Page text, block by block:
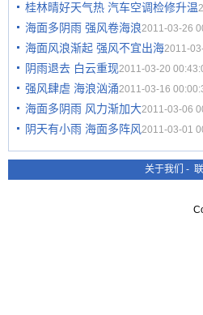
桂林晴好天气热 汽车空调检修升温
海面多阴雨 强风卷海浪2011-03-26
海面风浪渐起 强风不宜出海2011-
阴雨退去 白云重现2011-03-20
强风肆虐 海浪汹涌2011-03-16
海面多阴雨 风力渐加大2011-03-06
阴天有小雨 海面多阵风2011-03-01
关于我们 -